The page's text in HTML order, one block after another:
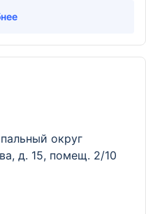
округ
д. 15, помещ. 2/10